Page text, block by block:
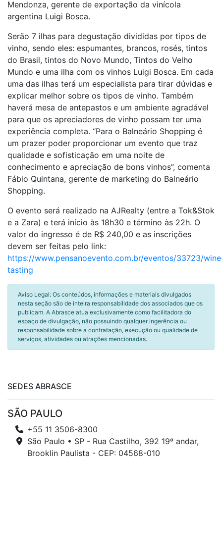
Mendonza, gerente de exportação da vinícola
argentina Luigi Bosca.
Serão 7 ilhas para degustação divididas por tipos de
vinho, sendo eles: espumantes, brancos, rosés, tintos
do Brasil, tintos do Novo Mundo, Tintos do Velho
Mundo e uma ilha com os vinhos Luigi Bosca. Em cada
uma das ilhas terá um especialista para tirar dúvidas e
explicar melhor sobre os tipos de vinho. Também
haverá mesa de antepastos e um ambiente agradável
para que os apreciadores de vinho possam ter uma
experiência completa. “Para o Balneário Shopping é
um prazer poder proporcionar um evento que traz
qualidade e sofisticação em uma noite de
conhecimento e apreciação de bons vinhos”, comenta
Fábio Quintana, gerente de marketing do Balneário
Shopping.
O evento será realizado na AJRealty (entre a Tok&Stok
e a Zara) e terá início às 18h30 e término às 22h. O
valor do ingresso é de R$ 240,00 e as inscrições
devem ser feitas pelo link:
https://www.pensanoevento.com.br/eventos/33723/
tasting
Aviso Legal: Os conteúdos, informações e materiais divulgados
nesta seção são de inteira responsabilidade dos associados que os
publicam. A Abrasce atua exclusivamente como facilitadora do
espaço de divulgação, não possuindo qualquer ingerência ou
responsabilidade sobre a contratação, execução ou qualidade de
serviços, atividades ou atrações mencionadas.
SEDES ABRASCE
SÃO PAULO
+55 11 3506-8300
São Paulo • SP - Rua Castilho, 392 19º andar,
Brooklin Paulista - CEP: 04568-010